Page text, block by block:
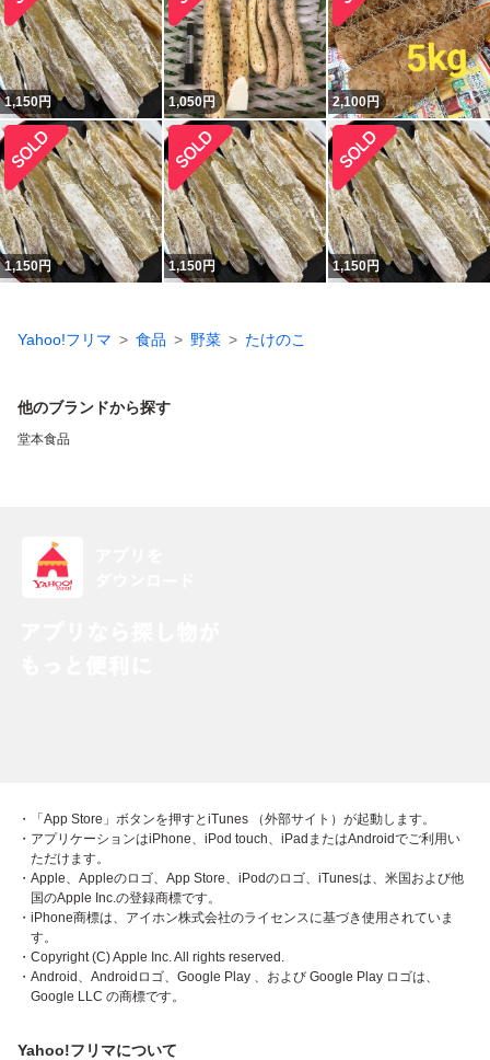
1,150円 1,050円 2,100円
1,150円 1,150円 1,150円
Yahoo!フリマ 食品 野菜 たけのこ
他のブランドから探す
堂本食品
・「App Store」ボタンを押すとiTunes （外部サイト）が起動します。
・アプリケーションはiPhone、iPod touch、iPadまたはAndroidでご利用い
ただけます。
・Apple、Appleのロゴ、App Store、iPodのロゴ、iTunesは、米国および他
国のApple Inc.の登録商標です。
・iPhone商標は、アイホン株式会社のライセンスに基づき使用されていま
す。
・Copyright (C) Apple Inc. All rights reserved.
・Android、Androidロゴ、Google Play 、および Google Play ロゴは、
Google LLC の商標です。
Yahoo!フリマについて